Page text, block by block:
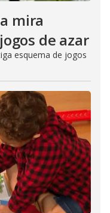
mira
de azar
esquema de jogos